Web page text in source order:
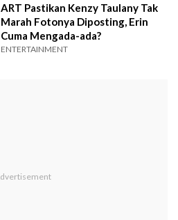
ART Pastikan Kenzy Taulany Tak
Marah Fotonya Diposting, Erin
Cuma Mengada-ada?
ENTERTAINMENT